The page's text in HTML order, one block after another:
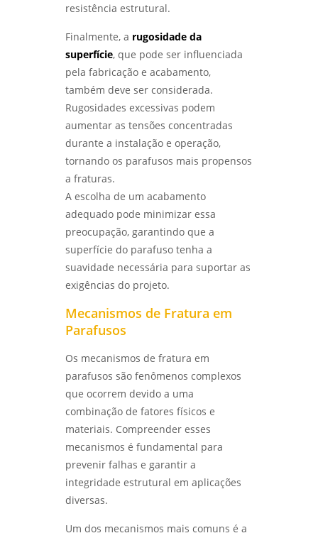
ACELERADA EM SP PARA GARANTIR
QUALIDADE - LABMETAL
ANÁLISE DE FALHAS PARA MANUTENÇÃO EM
SÃO PAULO: CONFIRA AS MELHORES PRÁTICAS
- LABMETAL
ENSAIO METALOGRÁFICO: COMO ESSA
TÉCNICA REVELA A ESTRUTURA DOS
MATERIAIS METÁLICOS - LABMETAL
LABORATÓRIO METALÚRGICO: COMO
GARANTIR A QUALIDADE E SEGURANÇA DOS
SEUS MATERIAIS - LABMETAL
LABORATÓRIO DE METALOGRAFIA: COMO
ANALISAR E COMPREENDER ESTRUTURAS
METÁLICAS COM PRECISÃO - LABMETAL
LABORATÓRIO METALOGRÁFICO: COMO
ESCOLHER O IDEAL PARA SUAS ANÁLISES E
ENSAIO DE IMPACTO CHARPY E IZOD:
ENTENDA AS DIFERENÇAS E APLICAÇÕES NA
ENGENHARIA - LABMETAL
LABORATÓRIO DE ENSAIOS MECÂNICOS:
COMO GARANTIR A QUALIDADE E SEGURANÇA
DOS MATERIAIS - LABMETAL
LABORATÓRIO DE ENSAIOS: COMO ESCOLHER
O MELHOR PARA SUAS NECESSIDADES DE
resistência estrutural.
Finalmente, a rugosidade da
superfície, que pode ser influenciada
pela fabricação e acabamento,
também deve ser considerada.
Rugosidades excessivas podem
aumentar as tensões concentradas
durante a instalação e operação,
tornando os parafusos mais propensos
a fraturas.
A escolha de um acabamento
adequado pode minimizar essa
preocupação, garantindo que a
superfície do parafuso tenha a
suavidade necessária para suportar as
exigências do projeto.
Mecanismos de Fratura em
Parafusos
Os mecanismos de fratura em
parafusos são fenômenos complexos
que ocorrem devido a uma
combinação de fatores físicos e
materiais. Compreender esses
mecanismos é fundamental para
prevenir falhas e garantir a
integridade estrutural em aplicações
diversas.
Um dos mecanismos mais comuns é a